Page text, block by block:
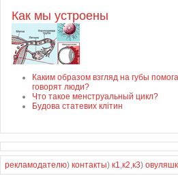
Как мы устроены
Каким образом взгляд на губы
говорят люди?
Что такое менструальный цикл?
Будова статевих клітин
рекламодателю) контакты) к1,к2,к3)